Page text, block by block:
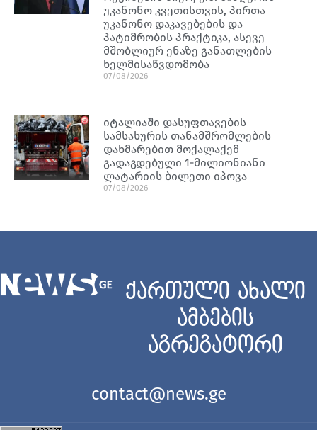
უკანონო კვეთისთვის, პირთა
უკანონო დაკავებების და
პატიმრობის პრაქტიკა, ასევე
მშობლიურ ენაზე განათლების
ხელმისაწვდომობა
07/08/2026
იტალიაში დასუფთავების
სამსახურის თანამშრომლების
დახმარებით მოქალაქემ
გადაგდებული 1-მილიონიანი
ლატარიის ბილეთი იპოვა
07/08/2026
ქართული ახალი
ამბების
აგრეგატორი
contact@news.ge